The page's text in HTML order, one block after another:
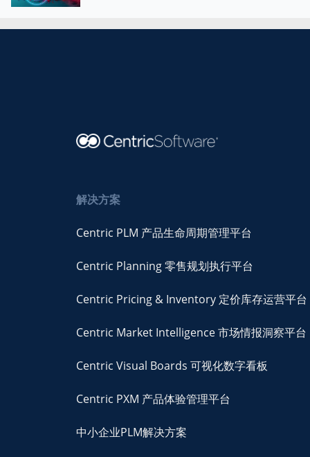
解决方案
Centric PLM 产品生命周期管理平台
Centric Planning 零售规划执行平台
Centric Pricing & Inventory 定价库存运营平台
Centric Market Intelligence 市场情报洞察平台
Centric Visual Boards 可视化数字看板
Centric PXM 产品体验管理平台
中小企业PLM解决方案